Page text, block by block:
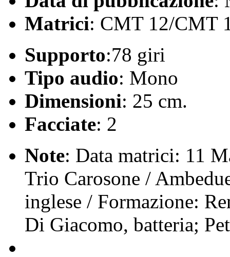
Matrici: CMT 12/CMT
Supporto:78 giri
Tipo audio: Mono
Dimensioni: 25 cm.
Facciate: 2
Note: Data matrici: 11
Trio Carosone /
inglese / Formazione:
Di Giacomo, batteria;